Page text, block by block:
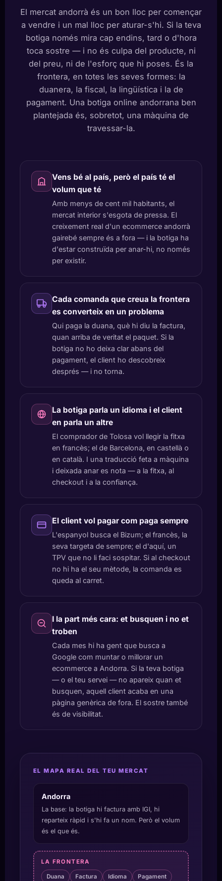
El mercat andorrà és un bon lloc per començar
a vendre i un mal lloc per aturar-s'hi. Si la teva
botiga només mira cap endins, tard o d'hora
toca sostre — i no és culpa del producte, ni
del preu, ni de l'esforç que hi poses. És la
frontera, en totes les seves formes: la
duanera, la fiscal, la lingüística i la de
pagament. Una botiga online andorrana ben
plantejada és, sobretot, una màquina de
travessar-la.
Vens bé al país, però el país té el
volum que té
Amb menys de cent mil habitants, el
mercat interior s'esgota de pressa. El
creixement real d'un ecommerce andorrà
gairebé sempre és a fora — i la botiga ha
d'estar construïda per anar-hi, no només
per existir.
Cada comanda que creua la frontera
es converteix en un problema
Qui paga la duana, què hi diu la factura,
quan arriba de veritat el paquet. Si la
botiga no ho deixa clar abans del
pagament, el client ho descobreix
després — i no torna.
La botiga parla un idioma i el client
en parla un altre
El comprador de Tolosa vol llegir la fitxa
en francès; el de Barcelona, en castellà o
en català. I una traducció feta a màquina
i deixada anar es nota — a la fitxa, al
checkout i a la confiança.
El client vol pagar com paga sempre
L'espanyol busca el Bizum; el francès, la
seva targeta de sempre; el d'aquí, un
TPV que no li faci sospitar. Si al checkout
no hi ha el seu mètode, la comanda es
queda al carret.
I la part més cara: et busquen i no et
troben
Cada mes hi ha gent que busca a
Google com muntar o millorar un
ecommerce a Andorra. Si la teva botiga
— o el teu servei — no apareix quan et
busquen, aquell client acaba en una
pàgina genèrica de fora. El sostre també
és de visibilitat.
EL MAPA REAL DEL TEU MERCAT
Andorra
La base: la botiga hi factura amb IGI, hi
reparteix ràpid i s'hi fa un nom. Però el volum
és el que és.
LA FRONTERA
Duana Factura Idioma Pagament